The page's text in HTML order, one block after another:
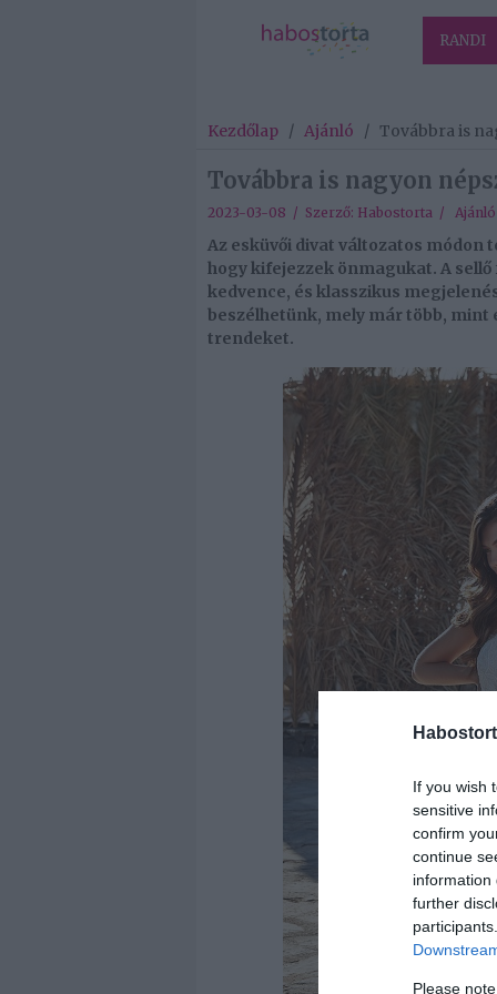
If you wish
sensitive
confirm
continue
information
further
Please
RANDI
Kezdőlap / Ajánló / Továbbra is
Továbbra is nagyon
2023-03-08 / Szerző: Habostorta / Ajánló
Az esküvői divat változatos módon
hogy kifejezzek önmagukat. A
kedvence, és klasszikus
beszélhetünk, mely már több, mint
trendeket.